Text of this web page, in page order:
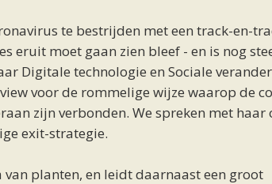
te bestrijden met een track-en-
eruit moet gaan zien bleef - en is nog
Digitale technologie en Sociale
voor de rommelige wijze waarop de
zijn verbonden. We spreken met haar
exit-strategie.
planten, en leidt daarnaast een groot